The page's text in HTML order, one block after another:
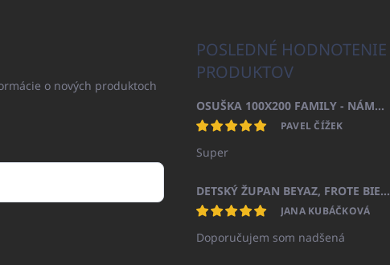
o nových produktoch
POSLEDNÉ HODNOTENIE
PRODUKTOV
OSUŠKA 100X200 FAMILY - NÁMORNÍCKA MODRÁ (480GR)
PAVEL ČÍŽEK
Super
DETSKÝ ŽUPAN BEYAZ, FROTE BIELY S KAPUCŇOU (400GR)
JANA KUBÁČKOVÁ
Doporučujem som nadšená